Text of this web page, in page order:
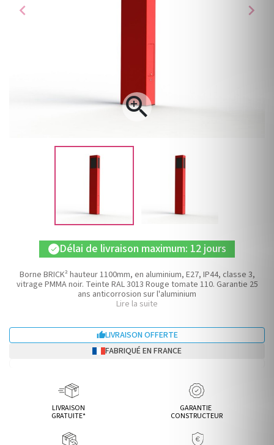
chevron_left

chevron_right
check Délai de livraison maximum: 12 jours
Borne BRICK² hauteur 1100mm, en aluminium, E27, IP44, classe 3,
vitrage PMMA noir. Teinte RAL 3013 Rouge tomate 110. Garantie 25
ans anticorrosion sur l'aluminium
Lire la suite
LIVRAISON OFFERTE
FABRIQUÉ EN FRANCE
LIVRAISON
GRATUITE*
GARANTIE
CONSTRUCTEUR